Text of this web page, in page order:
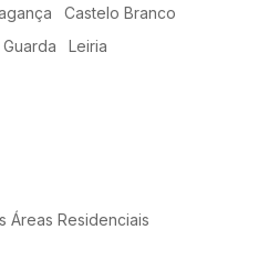
Castelo Branco
Guarda
Leiria
Áreas Residenciais